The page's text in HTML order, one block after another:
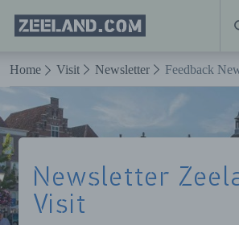
Naar hoofdinhoud
Homepage
Zeeland.com
Home Visit Newsletter Feedback
Newsletter
Visit